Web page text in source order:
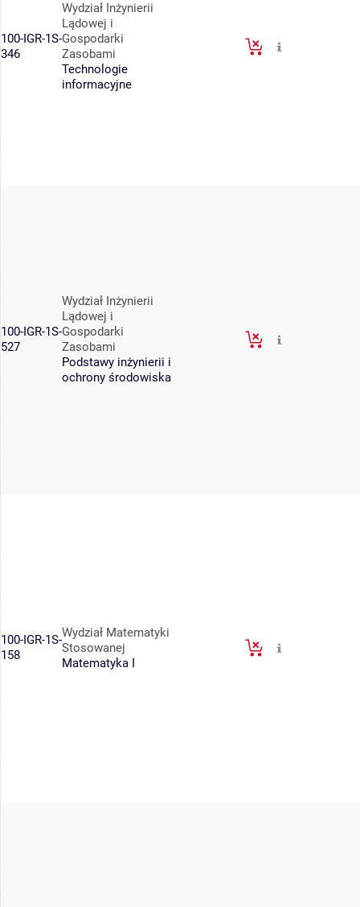
100-IGR-1S-
346
Wydział Inżynierii
Lądowej i
Gospodarki
Zasobami
Technologie
informacyjne
100-IGR-1S-
527
Wydział Inżynierii
Lądowej i
Gospodarki
Zasobami
Podstawy inżynierii i
ochrony środowiska
100-IGR-1S-
158
Wydział Matematyki
Stosowanej
Matematyka I